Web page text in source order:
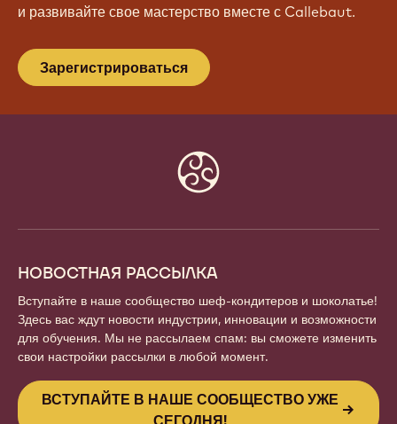
и развивайте свое мастерство вместе с Callebaut.
Зарегистрироваться
НОВОСТНАЯ РАССЫЛКА
Вступайте в наше сообщество шеф-кондитеров и шоколатье!
Здесь вас ждут новости индустрии, инновации и возможности
для обучения. Мы не рассылаем спам: вы сможете изменить
свои настройки рассылки в любой момент.
ВСТУПАЙТЕ В НАШЕ СООБЩЕСТВО УЖЕ
СЕГОДНЯ!